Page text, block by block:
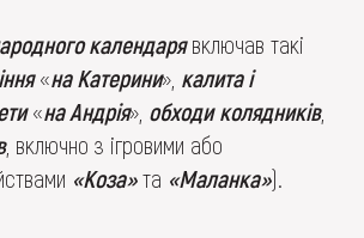
календарявключав такі
«на Катерини», калита і
«на Андрія», обходи колядників,
, включно з ігровими або
«Коза»та «Маланка»).